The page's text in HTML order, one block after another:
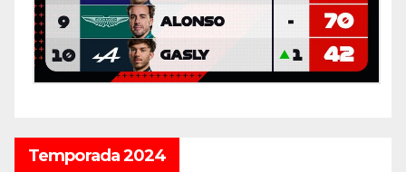
Temporada 2024